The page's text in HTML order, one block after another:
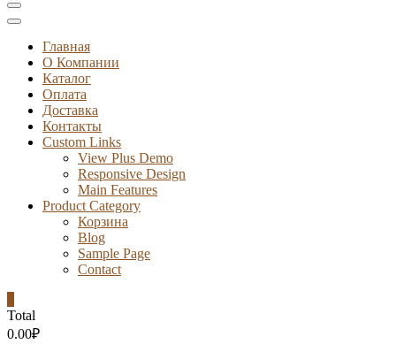
Главная
О Компании
Каталог
Оплата
Доставка
Контакты
Custom Links
View Plus Demo
Responsive Design
Main Features
Product Category
Корзина
Blog
Sample Page
Contact
Total
0.00₽